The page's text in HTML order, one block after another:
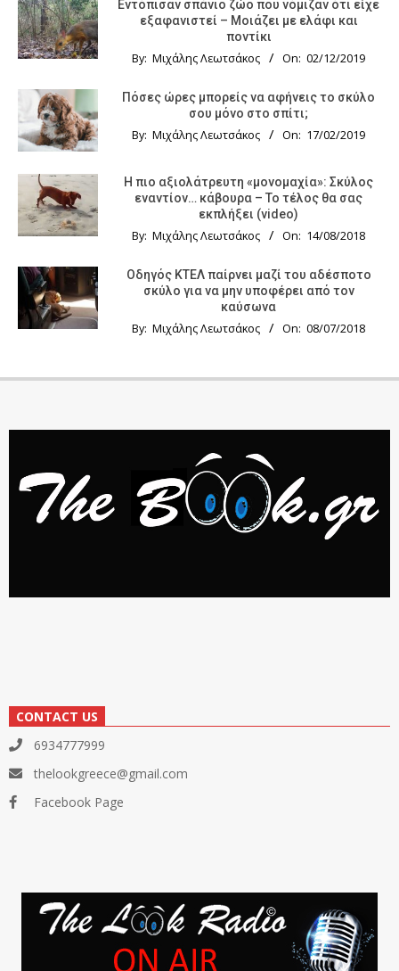
Εντόπισαν σπάνιο ζώο που νόμιζαν ότι είχε
εξαφανιστεί – Μοιάζει με ελάφι και
ποντίκι
By: Μιχάλης Λεωτσάκος On: 02/12/2019
Πόσες ώρες μπορείς να αφήνεις το σκύλο
σου μόνο στο σπίτι;
By: Μιχάλης Λεωτσάκος On: 17/02/2019
Η πιο αξιολάτρευτη «μονομαχία»: Σκύλος
εναντίον… κάβουρα – Το τέλος θα σας
εκπλήξει (video)
By: Μιχάλης Λεωτσάκος On: 14/08/2018
Οδηγός KTΕΛ παίρνει μαζί του αδέσποτο
σκύλο για να μην υποφέρει από τον
καύσωνα
By: Μιχάλης Λεωτσάκος On: 08/07/2018
CONTACT US
6934777999
thelookgreece@gmail.com
Facebook Page